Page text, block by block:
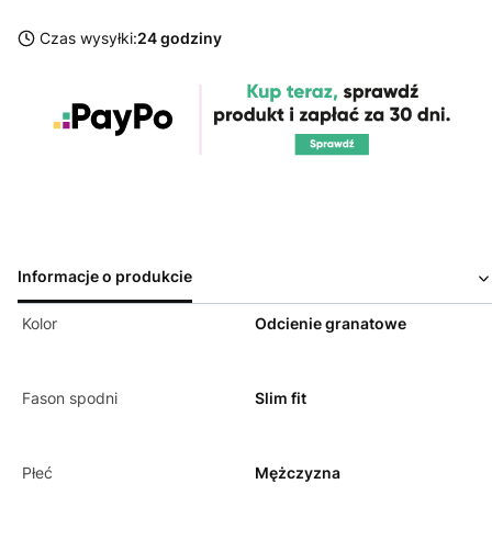
Czas wysyłki:24 godziny
Informacje o produkcie
Kolor Odcienie granatowe
Fason spodni Slim fit
Płeć Mężczyzna